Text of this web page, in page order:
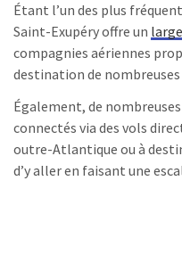
Étant l’un des plus
Saint-Exupéry offre un
compagnies aériennes
destination de nombreuses
Également, de
connectés via des vols
outre-Atlantique ou à
d’y aller en faisant une